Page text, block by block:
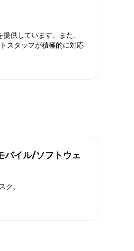
供しています。また、
スタッフが積極的に対応
バイル/ソフトウェ
ク。